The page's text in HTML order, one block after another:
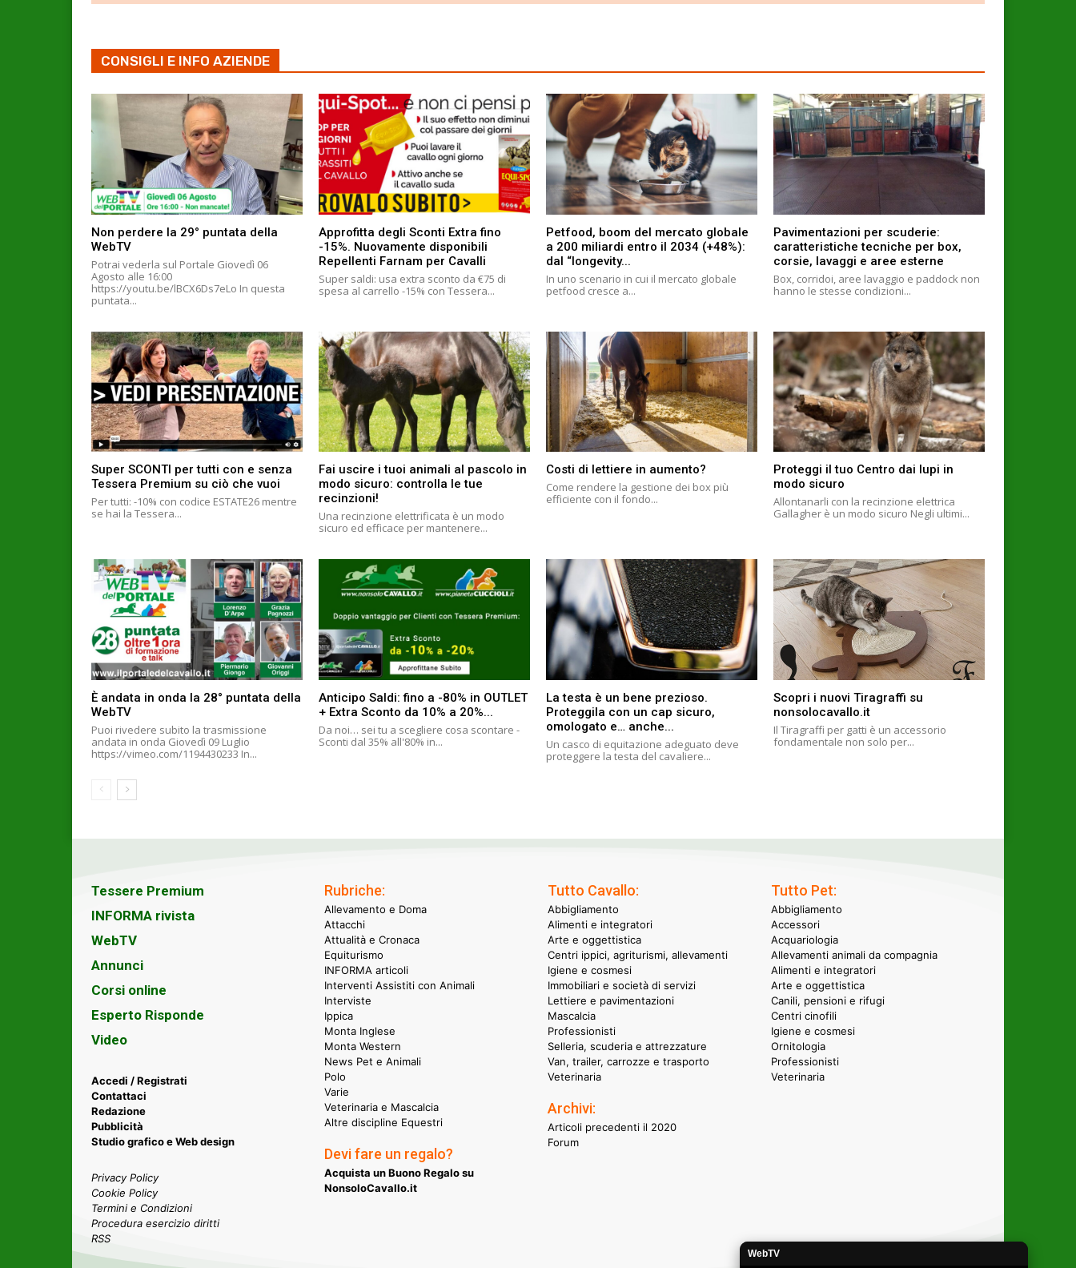
CONSIGLI E INFO AZIENDE
Non perdere la 29° puntata della
WebTV
Potrai vederla sul Portale Giovedì 06
Agosto alle 16:00
https://youtu.be/lBCX6Ds7eLo In questa
puntata...
Approfitta degli Sconti Extra fino
-15%. Nuovamente disponibili
Repellenti Farnam per Cavalli
Super saldi: usa extra sconto da €75 di
spesa al carrello -15% con Tessera...
Petfood, boom del mercato globale
a 200 miliardi entro il 2034 (+48%):
dal “longevity...
In uno scenario in cui il mercato globale
petfood cresce a...
Pavimentazioni per scuderie:
caratteristiche tecniche per box,
corsie, lavaggi e aree esterne
Box, corridoi, aree lavaggio e paddock non
hanno le stesse condizioni...
Super SCONTI per tutti con e senza
Tessera Premium su ciò che vuoi
Per tutti: -10% con codice ESTATE26 mentre
se hai la Tessera...
Fai uscire i tuoi animali al pascolo in
modo sicuro: controlla le tue
recinzioni!
Una recinzione elettrificata è un modo
sicuro ed efficace per mantenere...
Costi di lettiere in aumento?
Come rendere la gestione dei box più
efficiente con il fondo...
Proteggi il tuo Centro dai lupi in
modo sicuro
Allontanarli con la recinzione elettrica
Gallagher è un modo sicuro Negli ultimi...
È andata in onda la 28° puntata della
WebTV
Puoi rivedere subito la trasmissione
andata in onda Giovedì 09 Luglio
https://vimeo.com/1194430233 In...
Anticipo Saldi: fino a -80% in OUTLET
+ Extra Sconto da 10% a 20%...
Da noi… sei tu a scegliere cosa scontare -
Sconti dal 35% all'80% in...
La testa è un bene prezioso.
Proteggila con un cap sicuro,
omologato e… anche...
Un casco di equitazione adeguato deve
proteggere la testa del cavaliere...
Scopri i nuovi Tiragraffi su
nonsolocavallo.it
Il Tiragraffi per gatti è un accessorio
fondamentale non solo per...
Tessere Premium
INFORMA rivista
WebTV
Annunci
Corsi online
Esperto Risponde
Video
Accedi / Registrati
Contattaci
Redazione
Pubblicità
Studio grafico e Web design
Privacy Policy
Cookie Policy
Termini e Condizioni
Procedura esercizio diritti
RSS
Rubriche:
Allevamento e Doma
Attacchi
Attualità e Cronaca
Equiturismo
INFORMA articoli
Interventi Assistiti con Animali
Interviste
Ippica
Monta Inglese
Monta Western
News Pet e Animali
Polo
Varie
Veterinaria e Mascalcia
Altre discipline Equestri
Devi fare un regalo?
Acquista un Buono Regalo su
NonsoloCavallo.it
Tutto Cavallo:
Abbigliamento
Alimenti e integratori
Arte e oggettistica
Centri ippici, agriturismi, allevamenti
Igiene e cosmesi
Immobiliari e società di servizi
Lettiere e pavimentazioni
Mascalcia
Professionisti
Selleria, scuderia e attrezzature
Van, trailer, carrozze e trasporto
Veterinaria
Archivi:
Articoli precedenti il 2020
Forum
Tutto Pet:
Abbigliamento
Accessori
Acquariologia
Allevamenti animali da compagnia
Alimenti e integratori
Arte e oggettistica
Canili, pensioni e rifugi
Centri cinofili
Igiene e cosmesi
Ornitologia
Professionisti
Veterinaria
WebTV